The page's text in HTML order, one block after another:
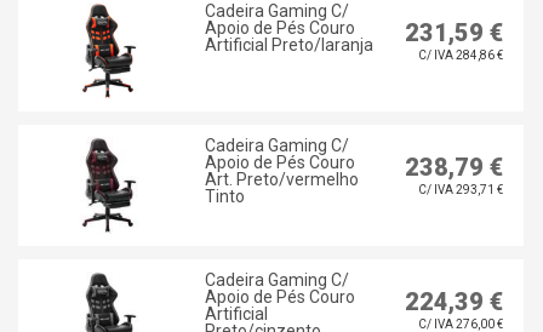
Cadeira Gaming C/
Apoio de Pés Couro
Artificial Preto/laranja
231,59 €
C/ IVA 284,86 €
Cadeira Gaming C/
Apoio de Pés Couro
Art. Preto/vermelho
Tinto
238,79 €
C/ IVA 293,71 €
Cadeira Gaming C/
Apoio de Pés Couro
Artificial
224,39 €
C/ IVA 276,00 €